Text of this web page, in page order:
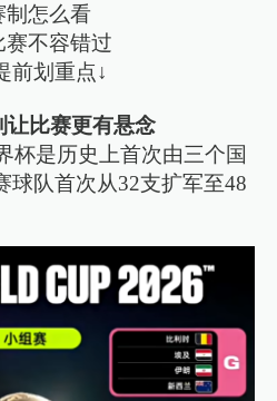
制怎么看
赛不容错过
前划重点↓
让比赛更有悬念
杯是历史上首次由三个国
球队首次从32支扩军至48